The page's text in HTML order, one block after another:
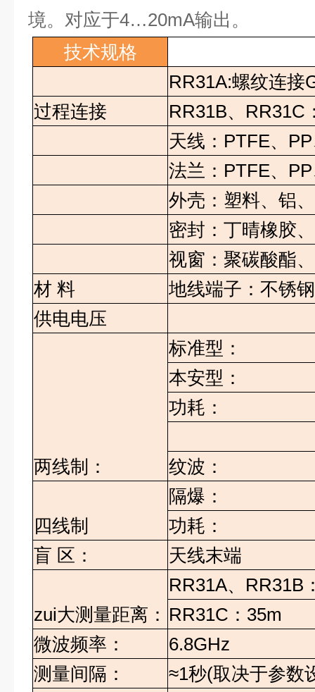
境。对应于4…20mA输出。
技术规格
RR31A:螺纹连接
过程连接
RR31B、 RR31C
天线： PTFE、 PP
法兰： PTFE、 PP
外壳：塑料、铝
密封：丁晴橡胶
视窗：聚碳酸酯
材 料
地线端子：不锈钢
供电电压
两线制：
标准型：
本安型：
功耗：
纹波：
四线制
隔爆：
功耗：
盲 区： 天线末端
zui大测量距离：
RR31A、 RR31B
RR31C ： 35m
微波频率：
6.8GHz
测量间隔：
≈1秒(取决于参数